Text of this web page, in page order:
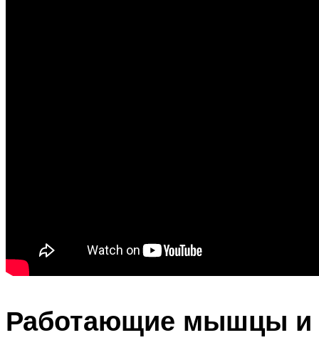
Работающие мышцы и